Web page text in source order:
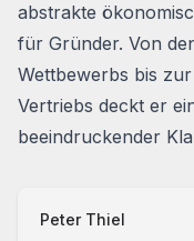
abstrakte
für Gründer. Von
Wettbewerbs bis
Vertriebs deckt er
beeindruckender
Peter Thiel